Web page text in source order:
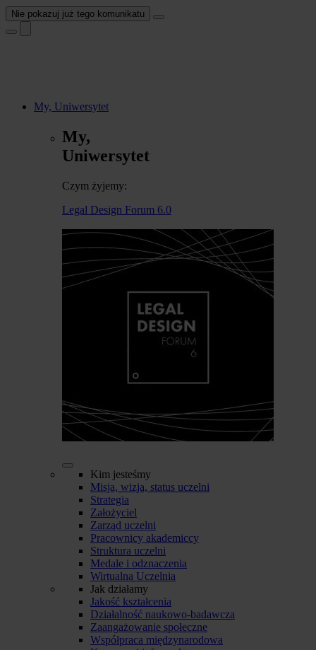
Nie pokazuj już tego komunikatu
My, Uniwersytet
My,
Uniwersytet
Czym żyjemy:
Legal Design Forum 6.0
Kim jesteśmy
Misja, wizja, status uczelni
Strategia
Założyciel
Zarząd uczelni
Pracownicy akademiccy
Struktura uczelni
Medale i odznaczenia
Wirtualna Uczelnia
Jak działamy
Jakość kształcenia
Działalność naukowo-badawcza
Zaangażowanie społeczne
Współpraca międzynarodowa